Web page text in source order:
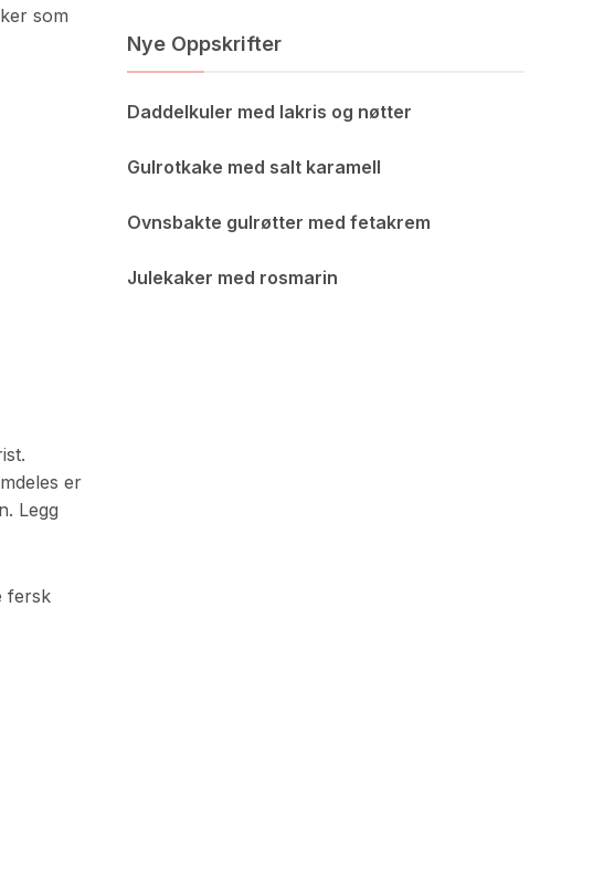
som
er
Legg
fersk
Nye Oppskrifter
Daddelkuler med lakris og nøtter
Gulrotkake med salt karamell
Ovnsbakte gulrøtter med fetakrem
Julekaker med rosmarin